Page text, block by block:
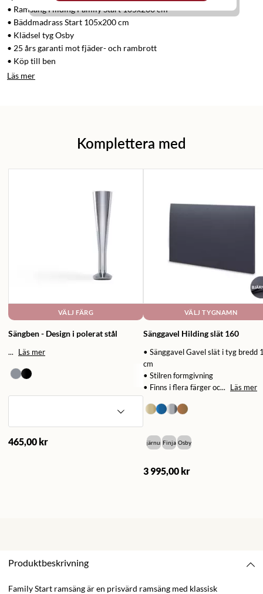
• Ramsäng Hilding Family Start 105x200 cm
• Bäddmadrass Start 105x200 cm
• Klädsel tyg Osby
• 25 års garanti mot fjäder- och rambrott
• Köp till ben
Läs mer
Komplettera med
VÄLJ FÄRG
Sängben - Design i polerat stål
... Läs mer
465,00 kr
VÄLJ TYGNAMN
Sänggavel Hilding slät 160
• Sänggavel Gavel slät i tyg bredd
cm
• Stilren formgivning
• Finns i flera färger oc...
Läs mer
BjärnumFinja Osby
3 995,00 kr
Produktbeskrivning
Family Start ramsäng är en prisvärd ramsäng med klassisk